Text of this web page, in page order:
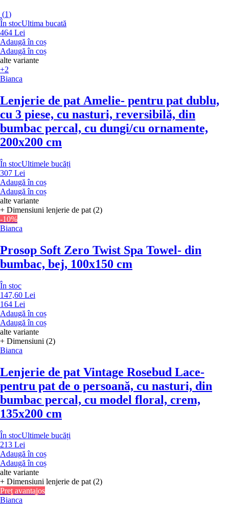
(1)
În stocUltima bucată
464 Lei
Adaugă în coș
Adaugă în coș
alte variante
+2
Bianca
Lenjerie de pat Amelie- pentru pat dublu,
cu 3 piese, cu nasturi, reversibilă, din
bumbac percal, cu dungi/cu ornamente,
200x200 cm
În stocUltimele bucăți
307 Lei
Adaugă în coș
Adaugă în coș
alte variante
+ Dimensiuni lenjerie de pat (2)
-10%
Bianca
Prosop Soft Zero Twist Spa Towel- din
bumbac, bej, 100x150 cm
În stoc
147,60 Lei
164 Lei
Adaugă în coș
Adaugă în coș
alte variante
+ Dimensiuni (2)
Bianca
Lenjerie de pat Vintage Rosebud Lace-
pentru pat de o persoană, cu nasturi, din
bumbac percal, cu model floral, crem,
135x200 cm
În stocUltimele bucăți
213 Lei
Adaugă în coș
Adaugă în coș
alte variante
+ Dimensiuni lenjerie de pat (2)
Preț avantajos
Bianca